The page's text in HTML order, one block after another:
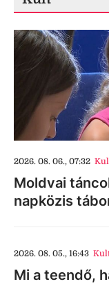
2026. 08. 06., 07:32
Moldvai
napközis
2026. 08. 05., 16:43
Mi a teendő,